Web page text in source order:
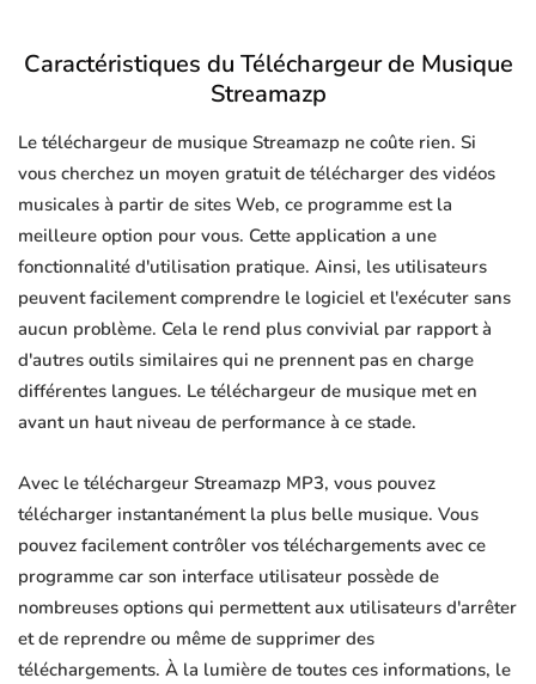
Caractéristiques du Téléchargeur de Musique
Streamazp
Le téléchargeur de musique Streamazp ne coûte rien. Si
vous cherchez un moyen gratuit de télécharger des vidéos
musicales à partir de sites Web, ce programme est la
meilleure option pour vous. Cette application a une
fonctionnalité d'utilisation pratique. Ainsi, les utilisateurs
peuvent facilement comprendre le logiciel et l'exécuter sans
aucun problème. Cela le rend plus convivial par rapport à
d'autres outils similaires qui ne prennent pas en charge
différentes langues. Le téléchargeur de musique met en
avant un haut niveau de performance à ce stade.
Avec le téléchargeur Streamazp MP3, vous pouvez
télécharger instantanément la plus belle musique. Vous
pouvez facilement contrôler vos téléchargements avec ce
programme car son interface utilisateur possède de
nombreuses options qui permettent aux utilisateurs d'arrêter
et de reprendre ou même de supprimer des
téléchargements. À la lumière de toutes ces informations, le